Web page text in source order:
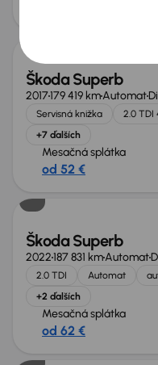
Škoda Superb
2017179 419 kmAutomat
Servisná knižka 2.0 TDI
+7 ďalších
Mesačná splátka
od 52 €
Škoda Superb
2022187 831 kmAutomat
2.0 TDI Automat
+2 ďalších
Mesačná splátka
od 62 €
Zlacnené o 500 €